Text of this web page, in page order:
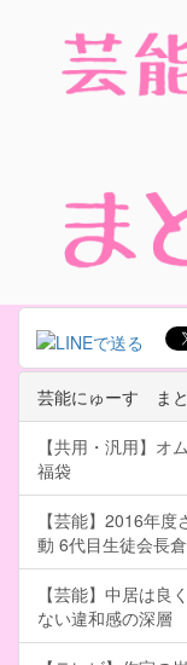
芸能にゅーす ま
【共用・汎用】オ
福袋
【芸能】2016年
動 6代目生徒会長
【芸能】中居は良
ない違和感の深層